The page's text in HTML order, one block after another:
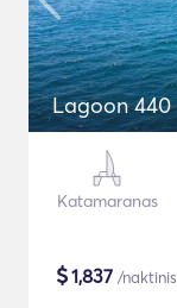
Lagoon 440
Katamaranas
$1,837 /naktinis